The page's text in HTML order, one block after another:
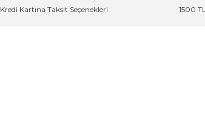
Kredi Kartına Taksit Seçenekleri 1500